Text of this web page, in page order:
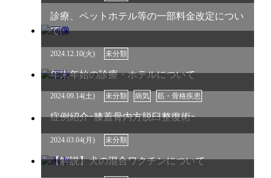
診療、ペットホテル等の一部料金改定につい
て
2024.12.10(火) 未分類
年末年始の診療・ホテルについて
2024.09.14(土) 未分類 病気 筋・骨格疾患
症例紹介ｰ膝蓋骨内方脱臼整復術ｰ
2024.03.04(月) 未分類
【解説】犬の混合ワクチンについて